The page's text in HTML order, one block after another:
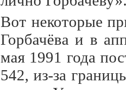
Вот некоторые
Горбачёва и в
мая 1991 года
542, из-за